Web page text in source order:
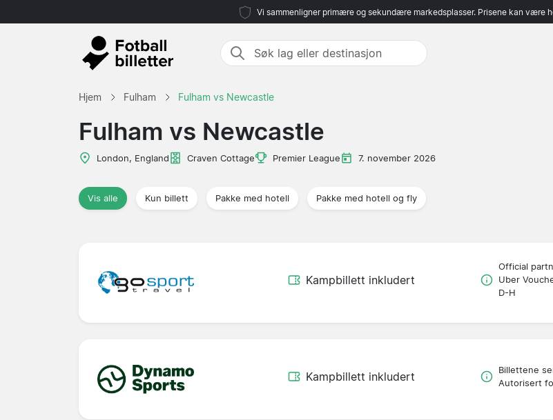
Vi sammenligner primære og sekundære markedsplasser. Prisene kan være
Hjem Fulham Fulham vs Newcastle
Fulham vs Newcastle
London, England Craven Cottage Premier League 7. november 2026
Vis alle Kun billett Pakke med hotell Pakke med hotell og fly
Kampbillett inkludert
Official
Uber
D-H
Kampbillett inkludert
Billettene
Autorisert